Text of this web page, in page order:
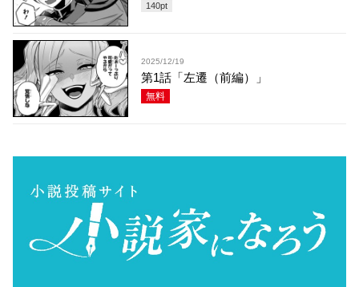
140pt
2025/12/19
第1話「左遷（前編）」
無料